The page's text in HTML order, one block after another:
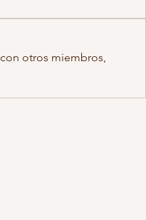
otros miembros,